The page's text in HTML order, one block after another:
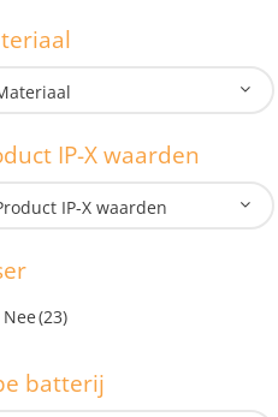
IP-X waarden
IP-X waarden
Nee(23)
batterij